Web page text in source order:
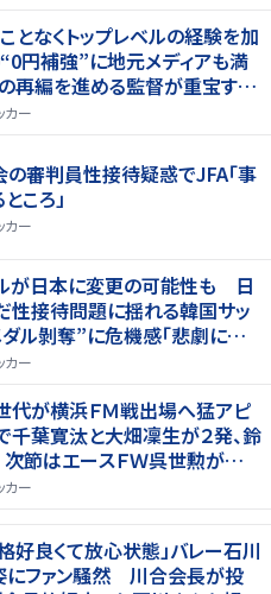
となくトップレベルの経験を加
円補強”に地元メディアも満
再編を進める監督が重宝する
」
カー
審判員性接待疑惑でJFA「事
ころ」
カー
が日本に変更の可能性も 日
性接待問題に揺れる韓国サッ
ル剝奪”に危機感「悲劇に見
カー
世代が横浜ＦＭ戦出場へ猛アピ
葉寛汰と大畑凜生が２発、鈴
節はエースＦＷ呉世勲が出
カー
好良くて放心状態」バレー石川
にファン騒然 川合会長が投